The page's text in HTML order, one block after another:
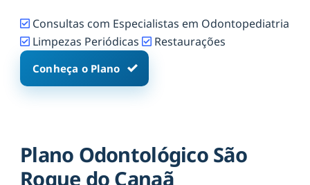
Consultas com Especialistas em Odontopediatria
Limpezas Periódicas
Restaurações
Conheça o Plano
Plano Odontológico São
Roque do Canaã